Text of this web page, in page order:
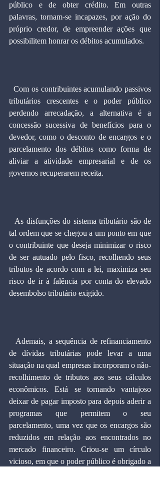
público e de obter crédito. Em outras
palavras, tornam-se incapazes, por ação do
próprio credor, de empreender ações que
possibilitem honrar os débitos acumulados.
  Com os contribuintes acumulando passivos
tributários crescentes e o poder público
perdendo arrecadação, a alternativa é a
concessão sucessiva de benefícios para o
devedor, como o desconto de encargos e o
parcelamento dos débitos como forma de
aliviar a atividade empresarial e de os
governos recuperarem receita.
tal ordem que se chegou a um ponto em que
o contribuinte que deseja minimizar o risco
de ser autuado pelo fisco, recolhendo seus
tributos de acordo com a lei, maximiza seu
risco de ir à falência por conta do elevado
desembolso tributário exigido.
de dívidas tributárias pode levar a uma
situação na qual empresas incorporam o não-
recolhimento de tributos aos seus cálculos
econômicos. Está se tornando vantajoso
deixar de pagar imposto para depois aderir a
programas que permitem o seu
parcelamento, uma vez que os encargos são
reduzidos em relação aos encontrados no
mercado financeiro. Criou-se um círculo
vicioso, em que o poder público é obrigado a